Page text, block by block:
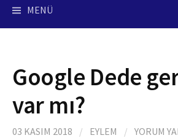
MENÜ
Google Dede
var mı?
03 KASIM 2018 / EYLEM / YORUM